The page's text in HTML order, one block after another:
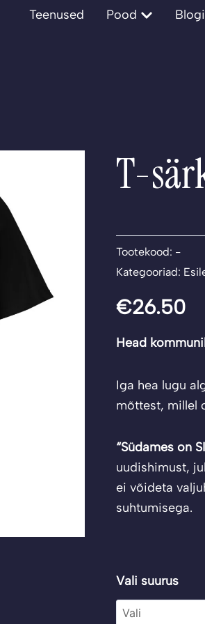
Teenused Pood Open Pood
Blogi
T-
Tootekood: -
Kategooriad:
€26.50
Head
Iga hea lugu
mõttest, millel
“Südames on
uudishimust,
ei võideta
suhtumisega.
Vali suurus
T-
särk
"südames